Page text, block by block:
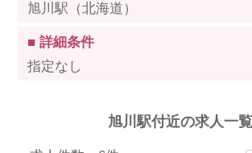
派遣で働く
旭川駅（北海道）
■ 詳細条件
指定なし
旭川駅付近の求人一覧